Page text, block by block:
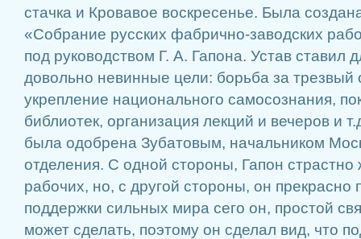
стачка и Кровавое воскресенье. Была
«Собрание русских фабрично-заводских
под руководством Г. А. Гапона. Устав ставил
довольно невинные цели: борьба за трезвый
укрепление национального самосознания,
библиотек, организация лекций и вечеров и
была одобрена Зубатовым, начальником
отделения. С одной стороны, Гапон страстно
рабочих, но, с другой стороны, он прекрасно
поддержки сильных мира сего он, простой
может сделать, поэтому он сделал вид, что